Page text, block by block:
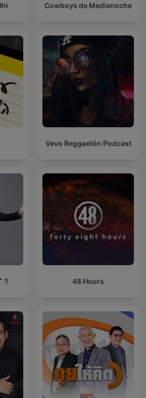
Cowboys de Medianoche
Vevo Reggaetón Podcast
48 Hours